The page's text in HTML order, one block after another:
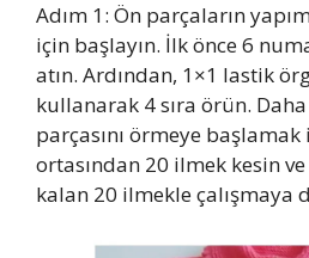
Adım 1: Ön parçaların
için başlayın. İlk önce 6
atın. Ardından, 1×1 lastik
kullanarak 4 sıra örün.
parçasını örmeye
ortasından 20 ilmek kesin
kalan 20 ilmekle çalışmaya